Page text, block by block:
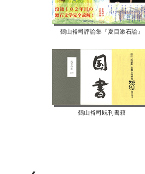
鶴山裕司評論集『夏目漱石論』
鶴山裕司既刊書籍